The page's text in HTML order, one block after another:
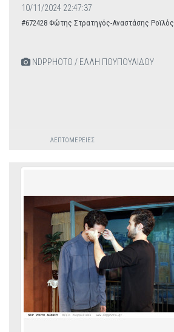
10/11/2024 22:47:37
#672428 Φώτης Στρατηγός-Αναστάσης Ροϊλός
NDPPHOTO / ΕΛΛΗ ΠΟΥΠΟΥΛΙΔΟΥ
ΛΕΠΤΟΜΈΡΕΙΕΣ